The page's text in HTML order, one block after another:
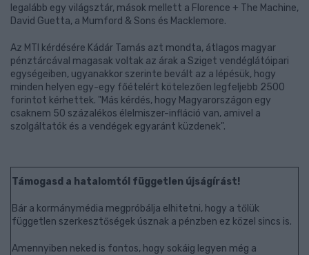
legalább egy világsztár, mások mellett a Florence + The Machine,
David Guetta, a Mumford & Sons és Macklemore.
Az MTI kérdésére Kádár Tamás azt mondta, átlagos magyar
pénztárcával magasak voltak az árak a Sziget vendéglátóipari
egységeiben, ugyanakkor szerinte bevált az a lépésük, hogy
minden helyen egy-egy főételért kötelezően legfeljebb 2500
forintot kérhettek. "Más kérdés, hogy Magyarországon egy
csaknem 50 százalékos élelmiszer-infláció van, amivel a
szolgáltatók és a vendégek egyaránt küzdenek".
Támogasd a hatalomtól független újságírást!
Bár a kormánymédia megpróbálja elhitetni, hogy a tőlük
független szerkesztőségek úsznak a pénzben ez közel sincs is.
Amennyiben neked is fontos, hogy sokáig legyen még a